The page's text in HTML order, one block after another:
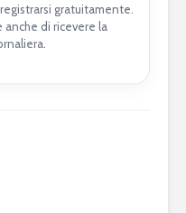
gratuitamente.
di ricevere la